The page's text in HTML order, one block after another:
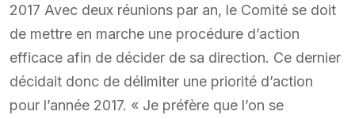
2017 Avec deux réunions par an, le Comité se doit
de mettre en marche une procédure d’action
efficace afin de décider de sa direction. Ce dernier
décidait donc de délimiter une priorité d’action
pour l’année 2017. « Je préfère que l’on se